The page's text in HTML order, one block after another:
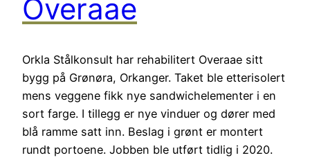
Overaae
Orkla Stålkonsult har rehabilitert Overaae sitt
bygg på Grønøra, Orkanger. Taket ble etterisolert
mens veggene fikk nye sandwichelementer i en
sort farge. I tillegg er nye vinduer og dører med
blå ramme satt inn. Beslag i grønt er montert
rundt portoene. Jobben ble utført tidlig i 2020.